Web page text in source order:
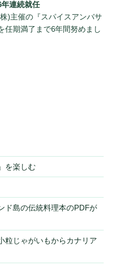
年連続就任
)主催の『スパイスアンバサ
任期満了まで6年間努めまし
を楽しむ
ド島の伝統料理本のPDFが
粒じゃがいもからカナリア